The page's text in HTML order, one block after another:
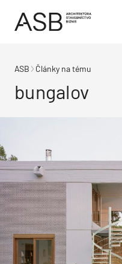
ASB Články na tému
bungalov